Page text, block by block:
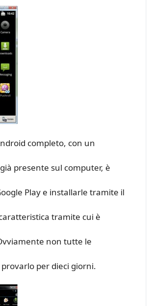
completo, con un
presente sul computer, è
Play e installarle tramite il
tramite cui è
non tutte le
per dieci giorni.